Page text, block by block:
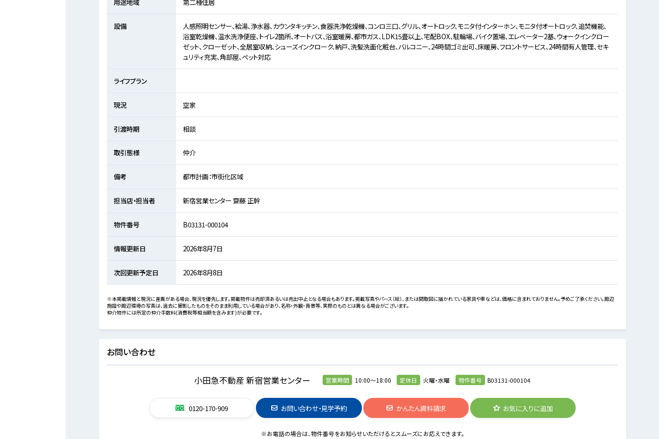
用途地域 第二種住居
設備
人感照明センサー、給湯、浄水器、カウンタキッチン、食器洗浄乾燥機、コンロ三口、グリル、オートロック、モニタ付インターホン、モニタ付オートロック、追焚機能、
浴室乾燥機、温水洗浄便座、トイレ2箇所、オートバス、浴室暖房、都市ガス、LDK15畳以上、宅配BOX、駐輪場、バイク置場、エレベーター2基、ウォークインクロー
ゼット、クローゼット、全居室収納、シューズインクローク、納戸、洗髪洗面化粧台、バルコニー、24時間ゴミ出可、床暖房、フロントサービス、24時間有人管理、セキ
ュリティ充実、角部屋、ペット対応
ライフプラン
現況 空家
引渡時期 相談
取引態様 仲介
備考 都市計画：市街化区域
担当店・担当者 新宿営業センター 齋藤 正幹
物件番号 B03131-000104
情報更新日 2026年8月7日
次回更新予定日 2026年8月8日
※本掲載情報と現況に差異がある場合、現況を優先します。掲載物件は売却済あるいは売出中止となる場合もあります。掲載写真やパース（絵）、または間取図に描かれている家具や車などは、価格に含まれておりません。予めご了承ください。周辺
施設や周辺環境の写真は、過去に撮影したものをそのまま利用している場合があり、名称・外観・背景等、実際のものとは異なる場合がございます。
仲介物件には所定の仲介手数料(消費税等相当額を含みます)が必要です。
お問い合わせ
小田急不動産 新宿営業センター 営業時間 10:00～18:00 定休日 火曜・水曜 物件番号 B03131-000104
0120-170-909 お問い合わせ・見学予約 かんたん資料請求 お気に入りに追加
※お電話の場合は、物件番号をお知らせいただけるとスムーズにお応えできます。